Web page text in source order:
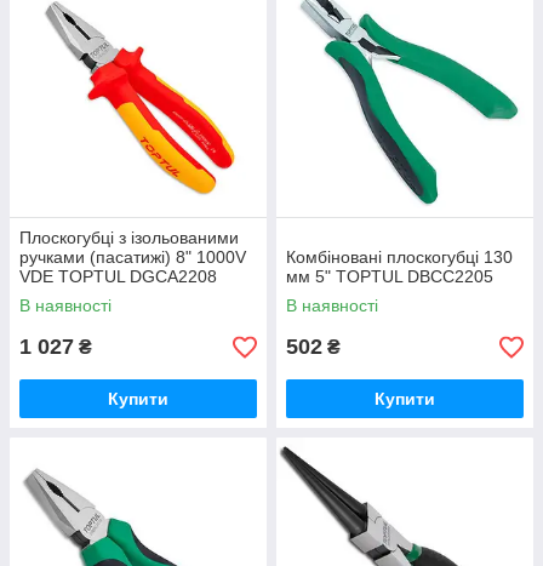
Плоскогубці з ізольованими
ручками (пасатижі) 8" 1000V
VDE TOPTUL DGCA2208
В наявності
1 027 ₴
Купити
Комбіновані плоскогубці 130
мм 5" TOPTUL DBCC2205
В наявності
502 ₴
Купити